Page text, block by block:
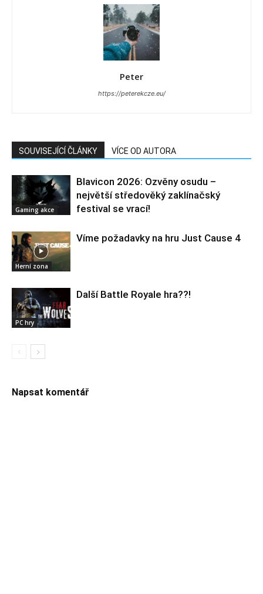
Peter
https://peterekcze.eu/
SOUVISEJÍCÍ ČLÁNKY VÍCE OD AUTORA
Gaming akce
Blavicon 2026: Ozvěny osudu –
největší středověký zaklínačský
festival se vrací!
Herní zona
Víme požadavky na hru Just Cause 4
PC hry
Další Battle Royale hra??!
Napsat komentář